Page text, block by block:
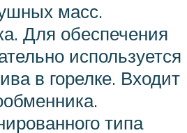
масс.
Для обеспечения
используется
в горелке. Входит
типа